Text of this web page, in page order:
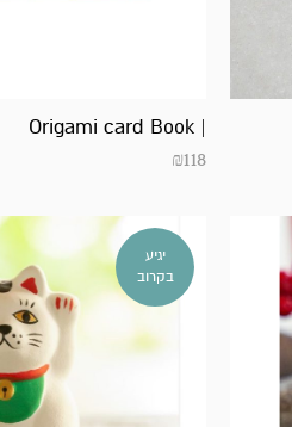
| Origami card Book
₪118
יגיע
בקרוב